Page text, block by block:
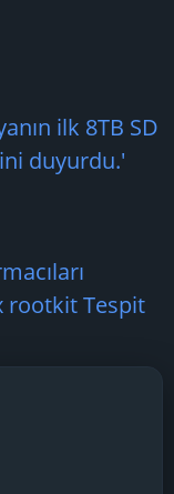
ilk 8TB SD
duyurdu.'
rootkit Tespit
Xbox